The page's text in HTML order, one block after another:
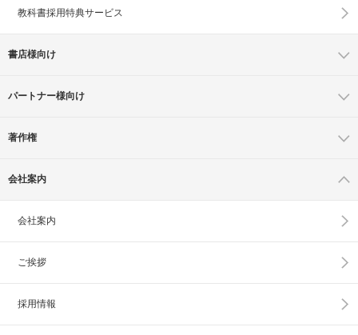
教科書採用特典サービス
書店様向け
パートナー様向け
著作権
会社案内
会社案内
ご挨拶
採用情報